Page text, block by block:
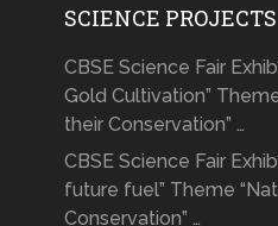
SCIENCE PROJECTS
CBSE Science Fair
Gold Cultivation”
their Conservation” …
CBSE Science Fair
future fuel” Theme
Conservation” …